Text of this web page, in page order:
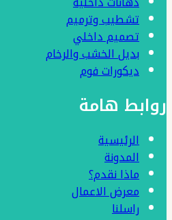
مقاول
تشطيب وترميم
تصميم داخلي
بديل الخشب والرخام
ديكورات فوم
روابط هامة
الرئيسية
المدونة
ماذا نقدم؟
معرض الاعمال
راسلنا